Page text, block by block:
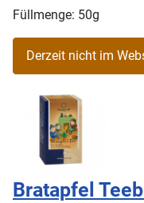
Füllmenge: 50g
Bratapfel